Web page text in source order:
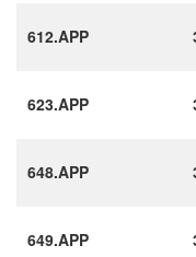
612.APP
623.APP
648.APP
649.APP